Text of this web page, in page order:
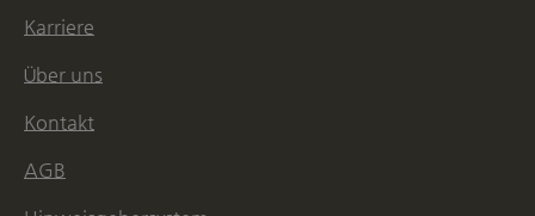
Karriere
Über uns
Kontakt
AGB